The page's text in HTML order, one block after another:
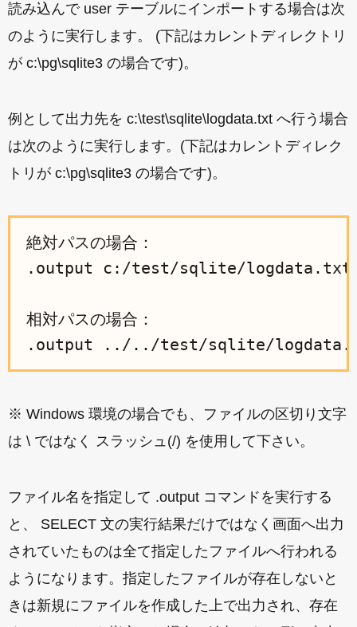
読み込んで user テーブルにインポートする場合は次
のように実行します。 (下記はカレントディレクトリ
が c:\pg\sqlite3 の場合です)。
例として出力先を c:\test\sqlite\logdata.txt へ行う場合
は次のように実行します。(下記はカレントディレク
トリが c:\pg\sqlite3 の場合です)。
絶対パスの場合：
.output c:/test/sqlite/logdata.txt
相対パスの場合：
※ Windows 環境の場合でも、ファイルの区切り文字
は \ ではなく スラッシュ(/) を使用して下さい。
ファイル名を指定して .output コマンドを実行する
と、 SELECT 文の実行結果だけではなく画面へ出力
されていたものは全て指定したファイルへ行われる
ようになります。指定したファイルが存在しないと
きは新規にファイルを作成した上で出力され、存在